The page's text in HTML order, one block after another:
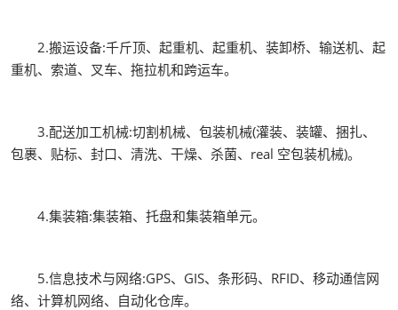
2.搬运设备:千斤顶、起重机、起重机、装卸桥、输送机、起
重机、索道、叉车、拖拉机和跨运车。
3.配送加工机械:切割机械、包装机械(灌装、装罐、捆扎、
包裹、贴标、封口、清洗、干燥、杀菌、real 空包装机械)。
4.集装箱:集装箱、托盘和集装箱单元。
5.信息技术与网络:GPS、GIS、条形码、RFID、移动通信网
络、计算机网络、自动化仓库。